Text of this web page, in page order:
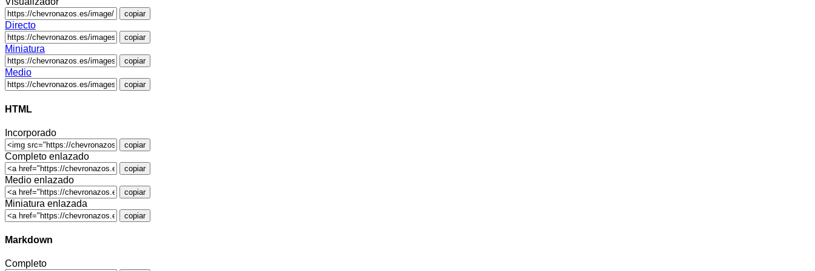
copiar
Directo
copiar
Miniatura
copiar
Medio
copiar
HTML
Incorporado
copiar
Completo enlazado
copiar
Medio enlazado
copiar
Miniatura enlazada
copiar
Markdown
Completo